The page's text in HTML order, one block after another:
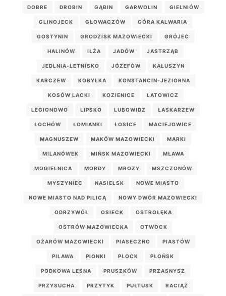
DOBRE DROBIN GĄBIN GARWOLIN GIELNIÓW
GLINOJECK GŁOWACZÓW GÓRA KALWARIA
GOSTYNIN GRODZISK MAZOWIECKI GRÓJEC
HALINÓW IŁŻA JADÓW JASTRZĄB
JEDLNIA-LETNISKO JÓZEFÓW KAŁUSZYN
KARCZEW KOBYŁKA KONSTANCIN-JEZIORNA
KOSÓW LACKI KOZIENICE LATOWICZ
LEGIONOWO LIPSKO LUBOWIDZ ŁASKARZEW
ŁOCHÓW ŁOMIANKI ŁOSICE MACIEJOWICE
MAGNUSZEW MAKÓW MAZOWIECKI MARKI
MILANÓWEK MIŃSK MAZOWIECKI MŁAWA
MOGIELNICA MORDY MROZY MSZCZONÓW
MYSZYNIEC NASIELSK NOWE MIASTO
NOWE MIASTO NAD PILICĄ NOWY DWÓR MAZOWIECKI
ODRZYWÓŁ OSIECK OSTROŁĘKA
OSTRÓW MAZOWIECKA OTWOCK
OŻARÓW MAZOWIECKI PIASECZNO PIASTÓW
PILAWA PIONKI PŁOCK PŁOŃSK
PODKOWA LEŚNA PRUSZKÓW PRZASNYSZ
PRZYSUCHA PRZYTYK PUŁTUSK RACIĄŻ